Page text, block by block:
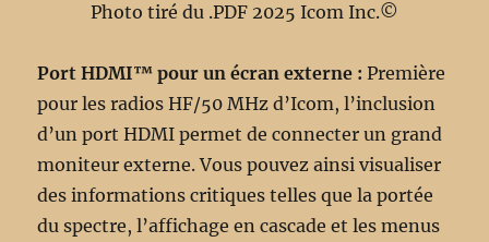
Photo tiré du .PDF 2025 Icom Inc.©
Port HDMI™ pour un écran externe : Première
pour les radios HF/50 MHz d’Icom, l’inclusion
d’un port HDMI permet de connecter un grand
moniteur externe. Vous pouvez ainsi visualiser
des informations critiques telles que la portée
du spectre, l’affichage en cascade et les menus